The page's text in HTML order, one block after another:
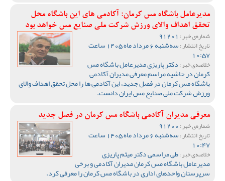
مدیرعامل باشگاه مس کرمان: آکادمی های این باشگاه محل
تحقق اهداف والای ورزش شرکت ملی صنایع مس خواهد بود
شماره‌ی خبر :
تاریخ انتشار : سه‌شنبه 6 مرداد ماه 1405 ساعت
10:57
خلاصه‌ی خبر :دکتر پاریزی مدیرعامل باشگاه مس
کرمان در حاشیه مراسم معرفی مدیران آکادمی
باشگاه مس کرمان در فصل جدید، این آکادمی ها را محل تحقق اهداف والای
ورزش شرکت ملی صنایع مس ایران دانست.
معرفی مدیران آکادمی باشگاه مس کرمان در فصل جدید
شماره‌ی خبر :
تاریخ انتشار : سه‌شنبه 6 مرداد ماه 1405 ساعت
10:47
خلاصه‌ی خبر :طی مراسمی دکتر میثم پاریزی
مدیرعامل باشگاه مس کرمان مدیران آکادمی و برخی
سرپرستان واحدهای اداری در باشگاه مس کرمان را معرفی کرد.